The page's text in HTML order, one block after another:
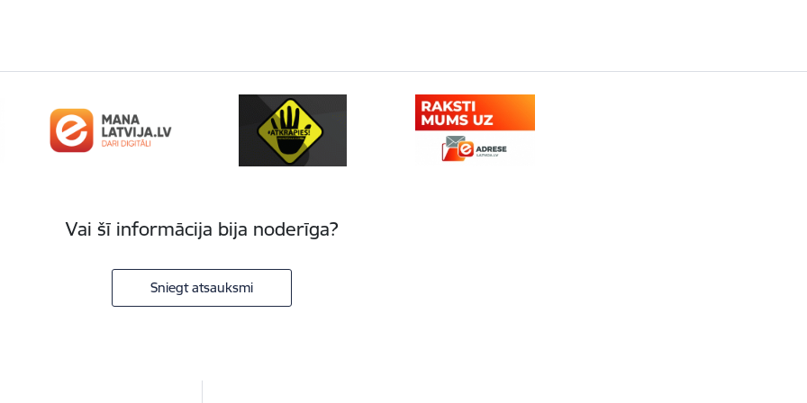
Vai šī informācija bija noderīga?
Sniegt atsauksmi